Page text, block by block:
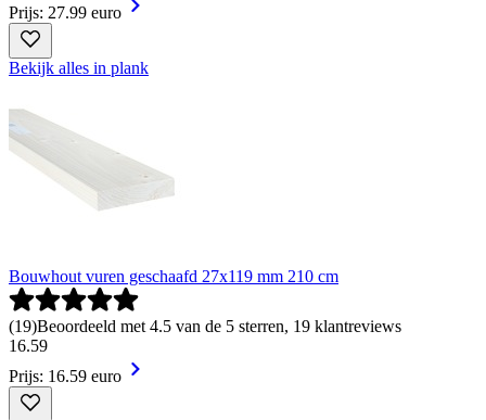
Prijs: 27.99 euro
Bekijk alles in plank
Bouwhout vuren geschaafd 27x119 mm 210 cm
(19)Beoordeeld met 4.5 van de 5 sterren, 19 klantreviews
16.59
Prijs: 16.59 euro